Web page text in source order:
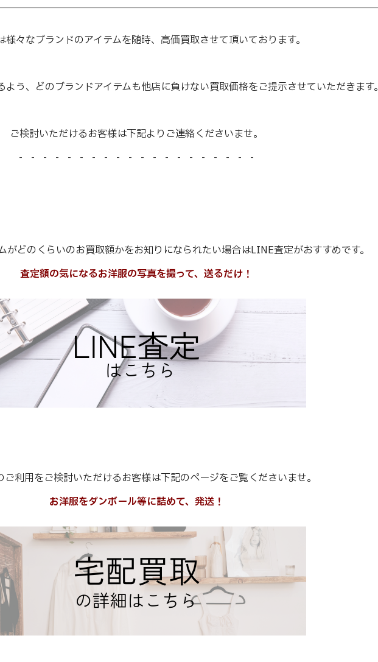
様々なブランドのアイテムを随時、高価買取させて頂いております。
う、どのブランドアイテムも他店に負けない買取価格をご提示させていただきます。
ご検討いただけるお客様は下記よりご連絡くださいませ。
- - - - - - - - - - - - - - - - - - - -
がどのくらいのお買取額かをお知りになられたい場合はLINE査定がおすすめです。
査定額の気になるお洋服の写真を撮って、送るだけ！
ご利用をご検討いただけるお客様は下記のページをご覧くださいませ。
お洋服をダンボール等に詰めて、発送！